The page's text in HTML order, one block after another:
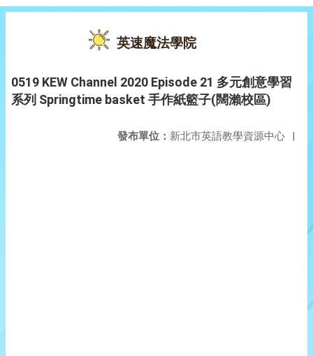
英速魔法學院
0519 KEW Channel 2020 Episode 21 多元創意學習
系列 Springtime basket 手作紙籃子(闊瀨校區)
發布單位： 新北市英語教學資源中心 |